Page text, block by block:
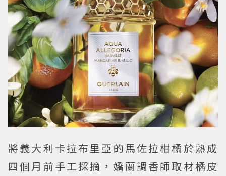
將義大利卡拉布里亞的馬佐拉柑橘於熟成
四個月前手工採摘，嬌蘭調香師取材橘皮